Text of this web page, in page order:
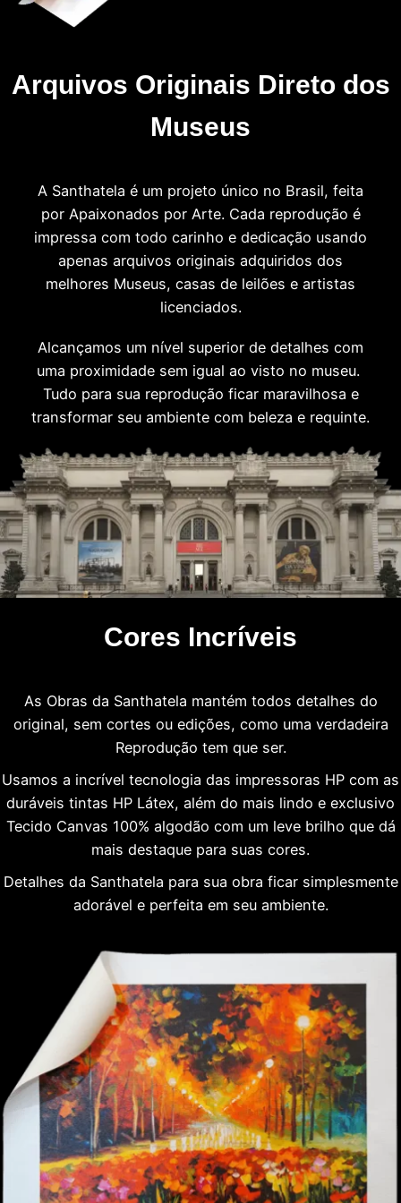
Arquivos Originais Direto dos
Museus
A Santhatela é um projeto único no Brasil, feita
por Apaixonados por Arte. Cada reprodução é
impressa com todo carinho e dedicação usando
apenas arquivos originais adquiridos dos
melhores Museus, casas de leilões e artistas
licenciados.
Alcançamos um nível superior de detalhes com
uma proximidade sem igual ao visto no museu.
Tudo para sua reprodução ficar maravilhosa e
transformar seu ambiente com beleza e requinte.
Cores Incríveis
As Obras da Santhatela mantém todos detalhes do
original, sem cortes ou edições, como uma verdadeira
Reprodução tem que ser.
Usamos a incrível tecnologia das impressoras HP com as
duráveis tintas HP Látex, além do mais lindo e exclusivo
Tecido Canvas 100% algodão com um leve brilho que dá
mais destaque para suas cores.
Detalhes da Santhatela para sua obra ficar simplesmente
adorável e perfeita em seu ambiente.